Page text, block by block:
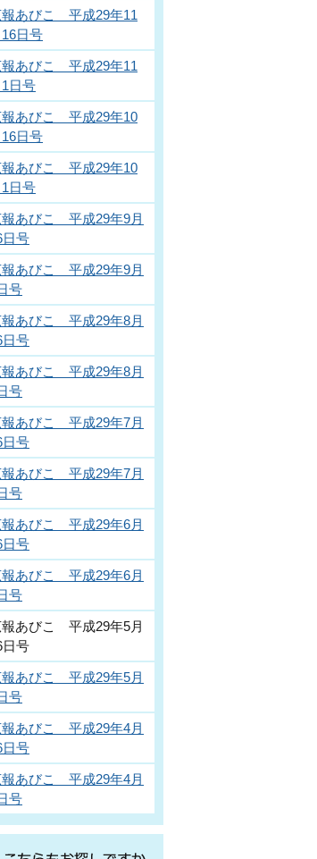
報あびこ 平成29年11
16日号
報あびこ 平成29年11
1日号
報あびこ 平成29年10
16日号
報あびこ 平成29年10
1日号
報あびこ 平成29年9月
日号
報あびこ 平成29年9月
号
報あびこ 平成29年8月
日号
報あびこ 平成29年8月
号
報あびこ 平成29年7月
日号
報あびこ 平成29年7月
号
報あびこ 平成29年6月
日号
報あびこ 平成29年6月
号
報あびこ 平成29年5月
日号
報あびこ 平成29年5月
号
報あびこ 平成29年4月
日号
報あびこ 平成29年4月
号